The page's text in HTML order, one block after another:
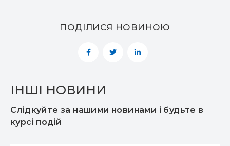
ПОДІЛИСЯ НОВИНОЮ
ІНШІ НОВИНИ
Слідкуйте за нашими новинами і будьте в
курсі подій